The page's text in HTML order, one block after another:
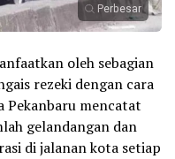
Perbesar
oleh sebagian
rezeki dengan cara
Pekanbaru mencatat
gelandangan dan
di jalanan kota setiap